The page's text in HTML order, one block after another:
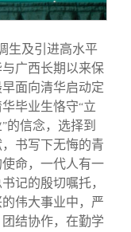
生及引进高水平
广西长期以来保
面向清华启动定
毕业生恪守“立
”的信念，选择到
书写下无悔的青
命，一代人有一
记的殷切嘱托，
伟大事业中，严
结协作，在勤学